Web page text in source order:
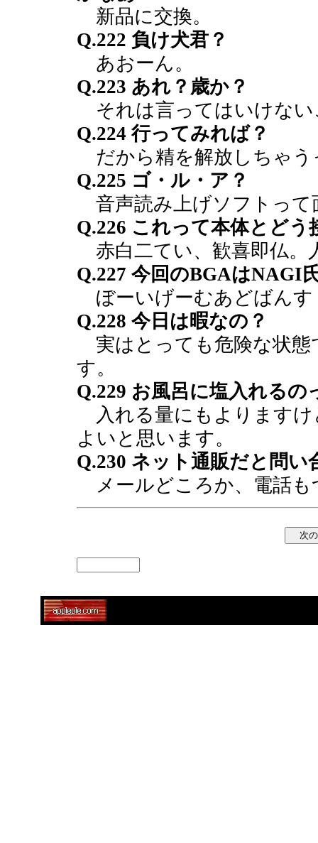
新品に交換。
Q.222 負け犬君？
あおーん。
Q.223 あれ？歳か？
それは言ってはいけない
Q.224 行ってみれば？
だから精を解放しちゃう
Q.225 ゴ・ル・ア？
音声読み上げソフトって
Q.226 これって本体とど
赤白二てい、歓喜即仏。
Q.227 今回のBGAはNAGI
ぼーいげーむあどばんす
Q.228 今日は暇なの？
実はとっても危険な状態
す。
Q.229 お風呂に塩入れる
入れる量にもよりますけ
よいと思います。
Q.230 ネット通販だと問い
メールどころか、電話も